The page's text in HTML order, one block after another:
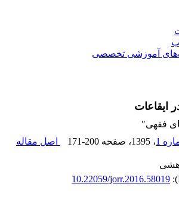
آموزشی تخصصی
ایقاعات
فقهی"
، 1395 ، صفحه 171-200
اصل مقاله
10.22059/jorr.2016.58019